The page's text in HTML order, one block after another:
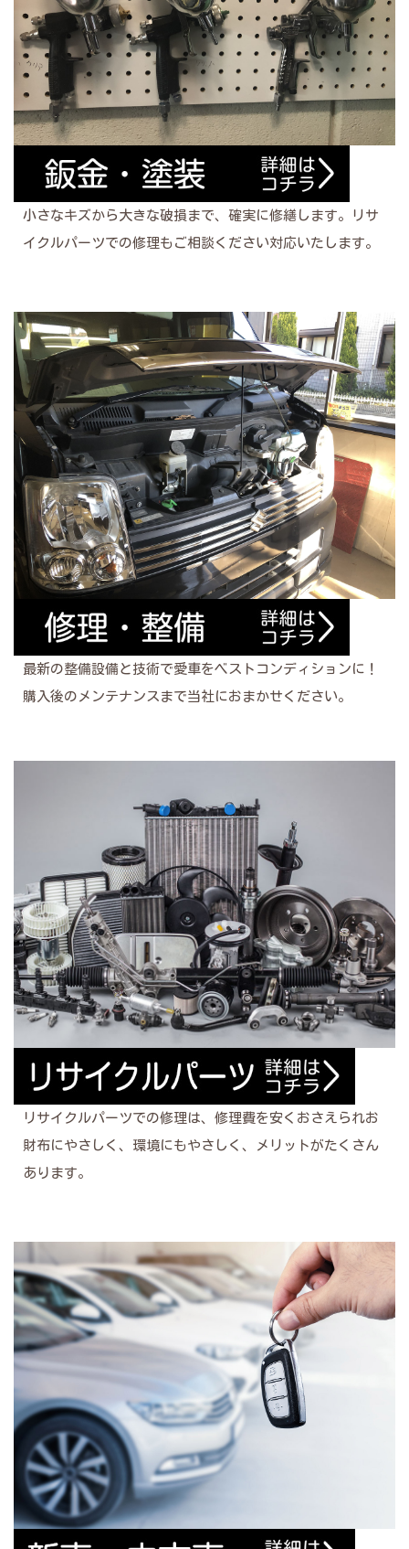
小さなキズから大きな破損まで、確実に修繕します。リサ
イクルパーツでの修理もご相談ください対応いたします。
最新の整備設備と技術で愛車をベストコンディションに！
購入後のメンテナンスまで当社におまかせください。
リサイクルパーツでの修理は、修理費を安くおさえられお
財布にやさしく、環境にもやさしく、メリットがたくさん
あります。